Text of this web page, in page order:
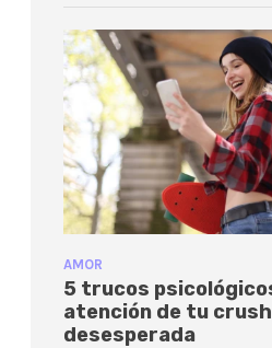
AMOR
5 trucos
atención de tu
desesperada